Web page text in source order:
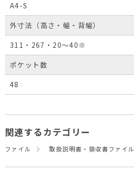
A4-S
外寸法（高さ・幅・背幅）
311・267・20～40※
ポケット数
48
関連するカテゴリー
ファイル 取扱説明書・領収書ファイル